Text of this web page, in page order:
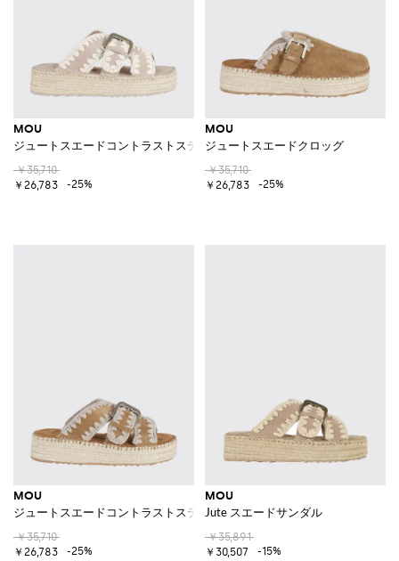
MOU
ジュートスエードコントラストステッチサンダル
￥35,710
￥26,783
-25%
MOU
ジュートスエードクロッグ
￥35,710
￥26,783
-25%
MOU
ジュートスエードコントラストステッチサンダル
￥35,710
￥26,783
-25%
MOU
Jute スエードサンダル
￥35,891
￥30,507
-15%